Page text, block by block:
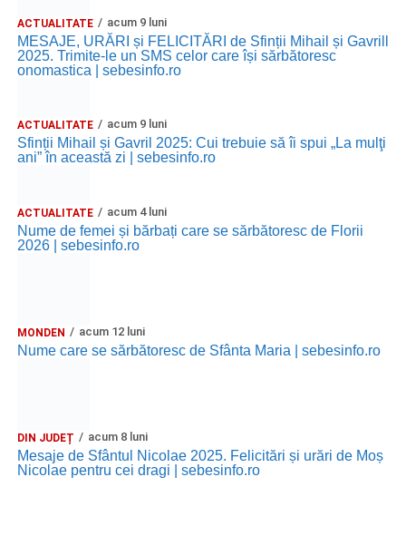
ACTUALITATE acum 9 luni
MESAJE, URĂRI și FELICITĂRI de Sfinții Mihail și Gavrill
2025. Trimite-le un SMS celor care își sărbătoresc
onomastica | sebesinfo.ro
ACTUALITATE acum 9 luni
Sfinții Mihail și Gavril 2025: Cui trebuie să îi spui „La mulţi
ani” în această zi | sebesinfo.ro
ACTUALITATE acum 4 luni
Nume de femei și bărbați care se sărbătoresc de Florii
2026 | sebesinfo.ro
MONDEN acum 12 luni
Nume care se sărbătoresc de Sfânta Maria | sebesinfo.ro
DIN JUDEȚ acum 8 luni
Mesaje de Sfântul Nicolae 2025. Felicitări și urări de Moș
Nicolae pentru cei dragi | sebesinfo.ro